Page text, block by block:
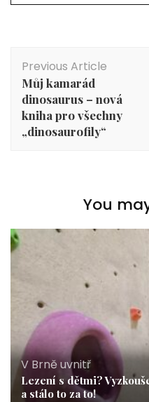
Navigation
Previous Article
Můj kamarád
dinosaurus – nová
kniha pro všechny
„dinosaurofily“
You
V Brně uvnitř
Lezení s dětmi?
a stálo to za to!